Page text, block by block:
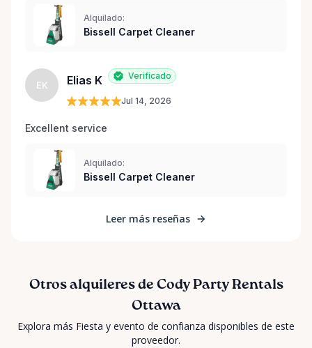
Alquilado:
Bissell Carpet Cleaner
EK Elias K Verificado
Jul 14, 2026
Excellent service
Alquilado:
Bissell Carpet Cleaner
Leer más reseñas
Otros alquileres de Cody Party Rentals
Ottawa
Explora más Fiesta y evento de confianza disponibles de este
proveedor.